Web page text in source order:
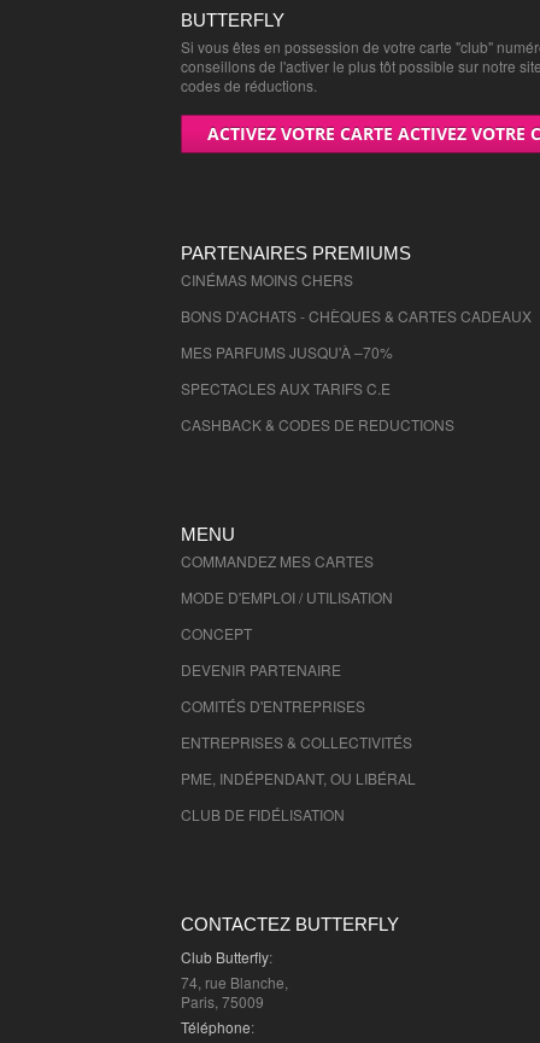
Vaucluse
Vendee - 85000 , (fr)
Vienne - 86000 , (fr)
Haute Vienne - 87000 , (fr)
Vosges - 88000 , (fr)
Territoire de Belfort - 90000 , (fr)
Essonne - 91000 , (fr)
Hauts de Seine - 92000 , (fr)
Seine St Denis - 93000 , (fr)
BUTTERFLY
Si vous êtes en possession de votre carte "club"
conseillons de l'activer le plus tôt possible sur notre
codes de réductions.
ACTIVEZ VOTRE CARTE ACTIVEZ VOTRE
PARTENAIRES PREMIUMS
CINÉMAS MOINS CHERS
BONS D'ACHATS - CHÈQUES & CARTES CADEAUX
MES PARFUMS JUSQU'À –70%
SPECTACLES AUX TARIFS C.E
CASHBACK & CODES DE REDUCTIONS
MENU
COMMANDEZ MES CARTES
MODE D'EMPLOI / UTILISATION
CONCEPT
DEVENIR PARTENAIRE
COMITÉS D'ENTREPRISES
ENTREPRISES & COLLECTIVITÉS
PME, INDÉPENDANT, OU LIBÉRAL
CLUB DE FIDÉLISATION
CONTACTEZ BUTTERFLY
Club Butterfly:
74, rue Blanche,
Paris, 75009
Téléphone: